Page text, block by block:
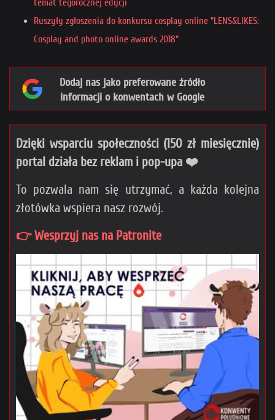
temat tegorocznej edycji
Ruszyły zgłoszenia do konkursu cosplay online "LENS&LIKES:
Cosplay and photo online awards 2018"
Dodaj nas jako preferowane źródło
informacji o konwentach w Google
Dzięki wsparciu społeczności (150 zł miesięcznie)
portal działa bez reklam i pop-upa ❤️
To pozwala nam się utrzymać, a każda kolejna
złotówka wspiera nasz rozwój.
👉 Wesprzyj nas na Patronite